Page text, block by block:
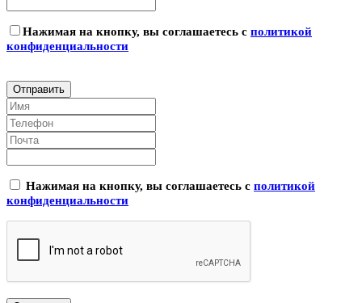
Нажимая на кнопку, вы соглашаетесь с политикой
конфиденциальности
Нажимая на кнопку, вы соглашаетесь с политикой
конфиденциальности